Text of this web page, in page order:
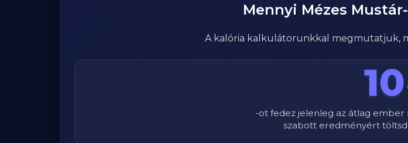
Mennyi Mézes Mustár
A kalória kalkulátorunkkal megmutatjuk,
10
-ot fedez jelenleg az átlag
szabott eredményért